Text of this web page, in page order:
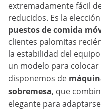
extremadamente fácil
reducidos. Es la elección
puestos de comida
clientes palomitas
la estabilidad del
un modelo para
disponemos de
sobremesa, que
elegante para